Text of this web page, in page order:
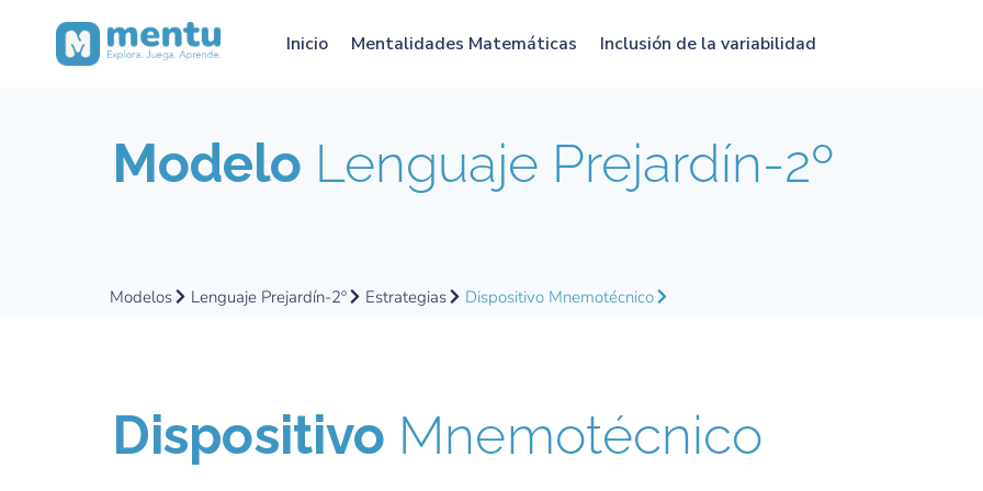
Inicio Mentalidades Matemáticas Inclusión de la variabilidad
Modelo Lenguaje Prejardín-2º
Modelos Lenguaje Prejardín-2º Estrategias Dispositivo Mnemotécnico
Dispositivo Mnemotécnico